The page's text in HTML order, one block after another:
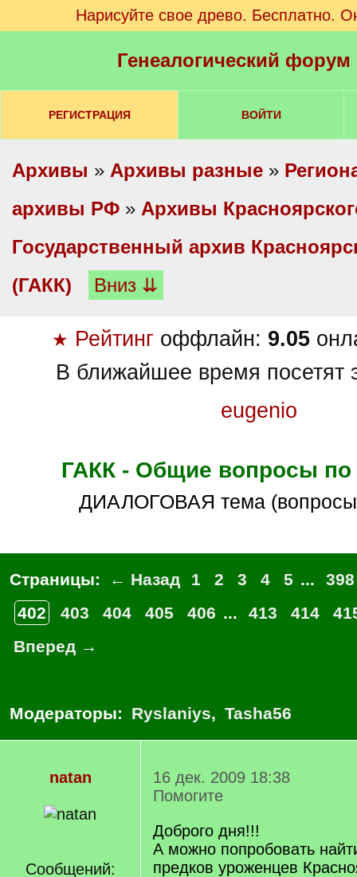
Нарисуйте свое древо. Бесплатно.
Генеалогический
РЕГИСТРАЦИЯ ВОЙТИ
Архивы » Архивы разные »
архивы РФ » Архивы
Государственный архив
(ГАКК)
Вниз ⇊
★ Рейтинг оффлайн: 9.05
В ближайшее время посетят
eugenio
ГАКК - Общие вопросы по
ДИАЛОГОВАЯ тема
Страницы: ← Назад 1 2 3 4 5 ...
398
402
403 404 405 406 ... 413 414
Вперед →
Модераторы: Ryslaniys, Tasha56
natan
Сообщений:
16 дек. 2009 18:38
Помогите
Доброго дня!!!
А можно попробовать
предков уроженцев